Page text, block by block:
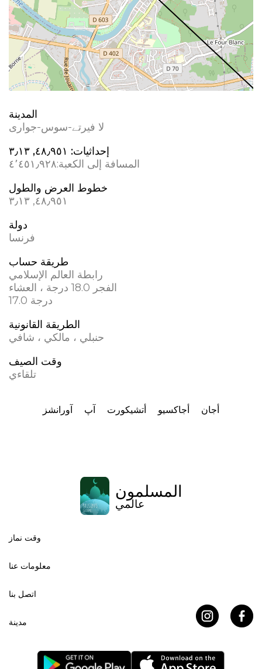
المدينة
لا فیرتے-سوس-جواری
إحداثيات: ٤٨٫٩٥١, ٣٫١٣
المسافة إلى الكعبة:٤٬٤٥١٫٩٢٨
خطوط العرض والطول
٤٨٫٩٥١, ٣٫١٣
دولة
فرنسا
طريقة حساب
رابطة العالم الإسلامي
الفجر 18.0 درجة ، العشاء
17.0 درجة
الطريقة القانونية
حنبلي ، مالكي ، شافي
وقت الصيف
تلقاءي
آورانشز آپ أتشيكورت أجاكسيو أجان
المسلمون
عالمي
وقت نماز
معلومات عنا
اتصل بنا
مدينة